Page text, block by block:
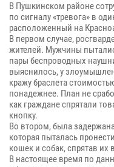
В Пушкинском районе
по сигналу «тревога» в
расположенный на
В первом случае,
жителей. Мужчины
пары беспроводных
выяснилось, у
кражу браслета
понадежнее. План не
как граждане спрятали
кнопку.
Во втором, была
которая пыталась
кошек и собак, спрятав их
В настоящее время по